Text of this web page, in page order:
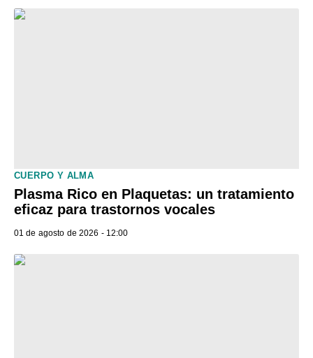
CUERPO Y ALMA
Plasma Rico en Plaquetas: un tratamiento
eficaz para trastornos vocales
01 de agosto de 2026 - 12:00